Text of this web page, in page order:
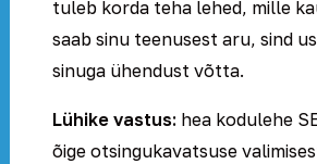
tuleb korda teha lehed, mille
saab sinu teenusest aru, sind
sinuga ühendust võtta.
Lühike vastus:hea kodulehe
õige otsingukavatsuse